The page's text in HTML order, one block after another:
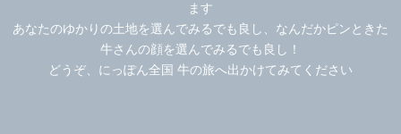
ます
あなたのゆかりの土地を選んでみるでも良し、なんだかピンときた
牛さんの顔を選んでみるでも良し！
どうぞ、にっぽん全国 牛の旅へ出かけてみてください